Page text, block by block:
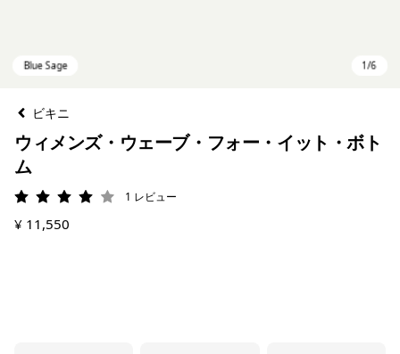
ビキニ
ウィメンズ・ウェーブ・フォー・イット・ボト
ム
評価: 4 / 5 1 レビュー
¥ 11,550